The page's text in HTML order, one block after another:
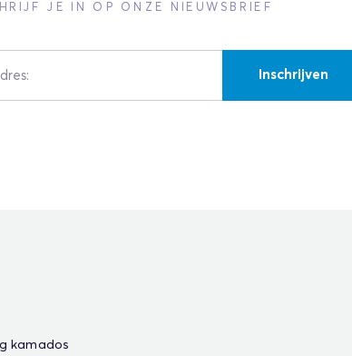
JE IN OP ONZE NIEUWSBRIEF
Inschrijven
kamados